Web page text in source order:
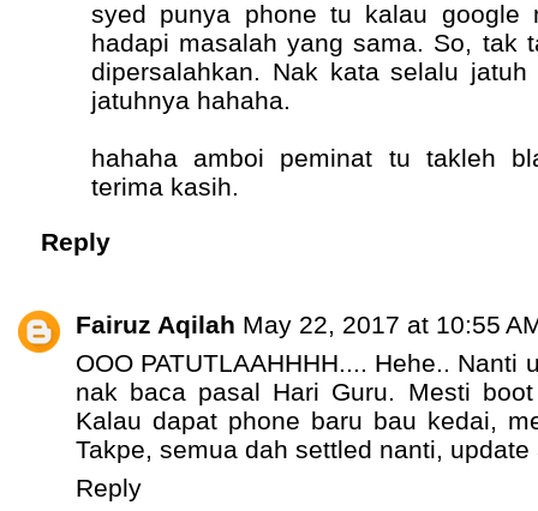
syed punya phone tu kalau google
hadapi masalah yang sama. So, tak
dipersalahkan. Nak kata selalu
jatuhnya hahaha.
hahaha amboi peminat tu takleh
terima kasih.
Reply
Fairuz Aqilah May 22, 2017 at 10:55
OOO PATUTLAAHHHH.... Hehe.. Nanti
nak baca pasal Hari Guru. Mesti
Kalau dapat phone baru bau kedai,
Takpe, semua dah settled nanti,
Reply